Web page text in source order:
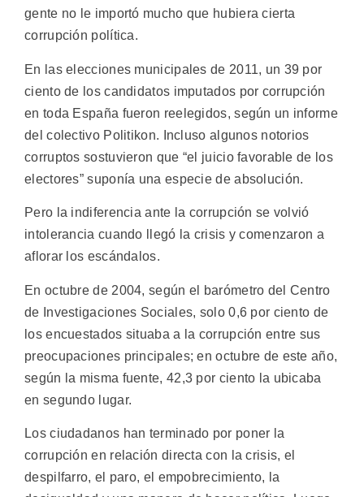
gente no le importó mucho que hubiera cierta
corrupción política.
En las elecciones municipales de 2011, un 39 por
ciento de los candidatos imputados por corrupción
en toda España fueron reelegidos, según un informe
del colectivo Politikon. Incluso algunos notorios
corruptos sostuvieron que “el juicio favorable de los
electores” suponía una especie de absolución.
Pero la indiferencia ante la corrupción se volvió
intolerancia cuando llegó la crisis y comenzaron a
aflorar los escándalos.
En octubre de 2004, según el barómetro del Centro
de Investigaciones Sociales, solo 0,6 por ciento de
los encuestados situaba a la corrupción entre sus
preocupaciones principales; en octubre de este año,
según la misma fuente, 42,3 por ciento la ubicaba
en segundo lugar.
Los ciudadanos han terminado por poner la
corrupción en relación directa con la crisis, el
despilfarro, el paro, el empobrecimiento, la